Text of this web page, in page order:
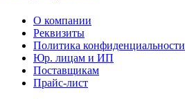
О компании
Реквизиты
Политика конфиденциальности
Юр. лицам и ИП
Поставщикам
Прайс-лист